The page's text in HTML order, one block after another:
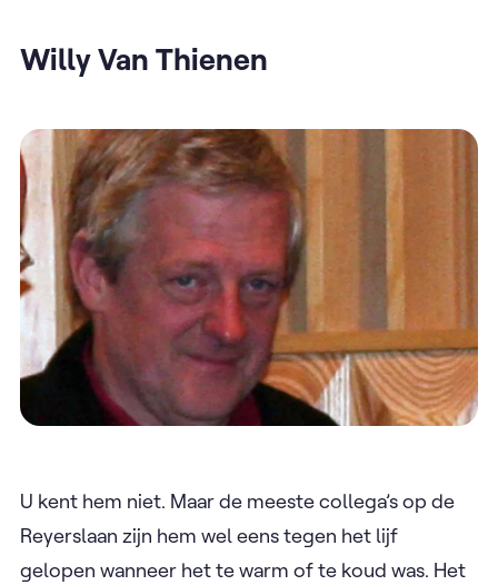
Willy Van Thienen
U kent hem niet. Maar de meeste collega’s op de
Reyerslaan zijn hem wel eens tegen het lijf
gelopen wanneer het te warm of te koud was. Het